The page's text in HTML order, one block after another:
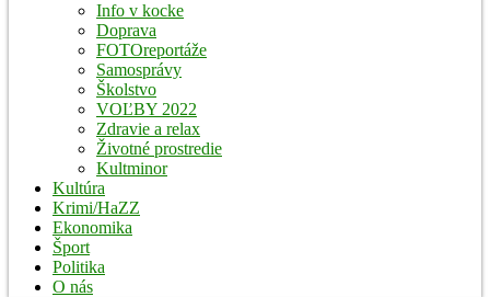
Info v kocke
Doprava
FOTOreportáže
Samosprávy
Školstvo
VOĽBY 2022
Zdravie a relax
Životné prostredie
Kultminor
Kultúra
Krimi/HaZZ
Ekonomika
Šport
Politika
O nás